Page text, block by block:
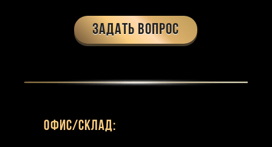
Задать вопрос
Офиc/склад: